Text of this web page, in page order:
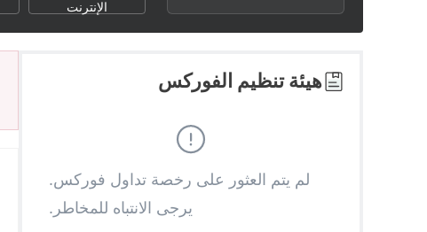
2
3
5
9
الإنترنت
هيئة تنظيم الفوركس
لم يتم العثور على رخصة تداول فوركس.
يرجى الانتباه للمخاطر.